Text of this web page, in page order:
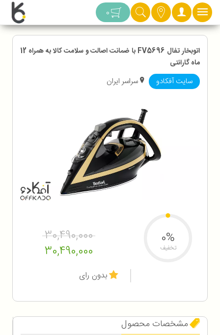
دسته بندی 0
اتوبخار تفال FV5696 با ضمانت اصالت و سلامت کالا به همراه 12
ماه گارانتی
سایت آفکادو سراسر ایران
30,490,000
30,490,000
0%
تخفیف
بدون رای
مشخصات محصول